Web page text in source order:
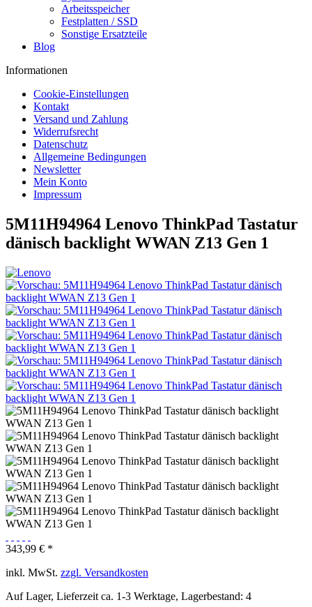
Arbeitsspeicher
Festplatten / SSD
Sonstige Ersatzteile
Blog
Informationen
Cookie-Einstellungen
Kontakt
Versand und Zahlung
Widerrufsrecht
Datenschutz
Allgemeine Bedingungen
Newsletter
Mein Konto
Impressum
5M11H94964 Lenovo ThinkPad Tastatur
dänisch backlight WWAN Z13 Gen 1
343,99 € *
inkl. MwSt. zzgl. Versandkosten
Auf Lager, Lieferzeit ca. 1-3 Werktage, Lagerbestand: 4